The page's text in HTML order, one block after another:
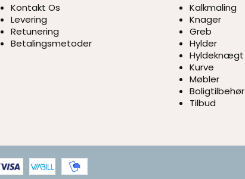
Kontakt Os
Levering
Retunering
Betalingsmetoder
Kalkmaling
Knager
Greb
Hylder
Hyldeknægt
Kurve
Møbler
Boligtilbehør
Tilbud